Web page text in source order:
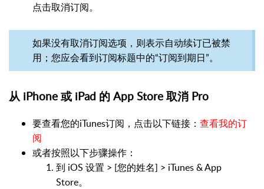
点击取消订阅。
如果没有取消订阅选项，则表示自动续订已被禁
用；您应会看到订阅标题中的“订阅到期日”。
从 iPhone 或 iPad 的 App Store 取消 Pro
要查看您的iTunes订阅，点击以下链接： 查看我的订
阅
或者按照以下步骤操作：
到 iOS 设置 > [您的姓名] > iTunes & App
Store。